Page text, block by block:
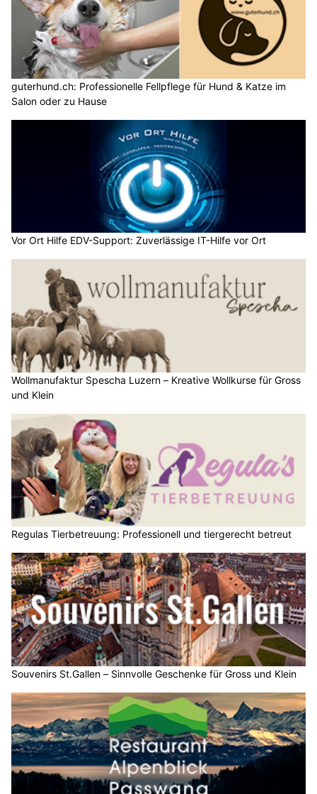
guterhund.ch: Professionelle Fellpflege für Hund & Katze im
Salon oder zu Hause
Vor Ort Hilfe EDV-Support: Zuverlässige IT-Hilfe vor Ort
Wollmanufaktur Spescha Luzern – Kreative Wollkurse für Gross
und Klein
Regulas Tierbetreuung: Professionell und tiergerecht betreut
Souvenirs St.Gallen – Sinnvolle Geschenke für Gross und Klein